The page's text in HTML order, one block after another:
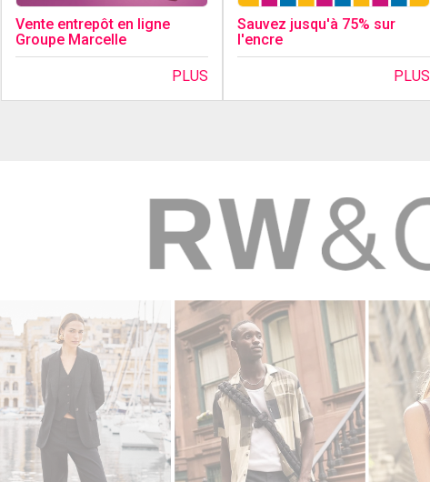
Vente entrepôt en ligne
Groupe Marcelle
PLUS
Sauvez jusqu'à 75% sur
l'encre
PLUS